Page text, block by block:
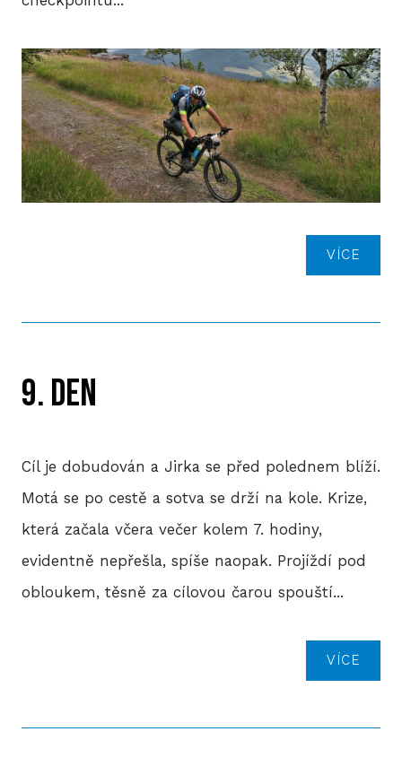
VÍCE
9. DEN
Cíl je dobudován a Jirka se před polednem blíží.
Motá se po cestě a sotva se drží na kole. Krize,
která začala včera večer kolem 7. hodiny,
evidentně nepřešla, spíše naopak. Projíždí pod
obloukem, těsně za cílovou čarou spouští...
VÍCE